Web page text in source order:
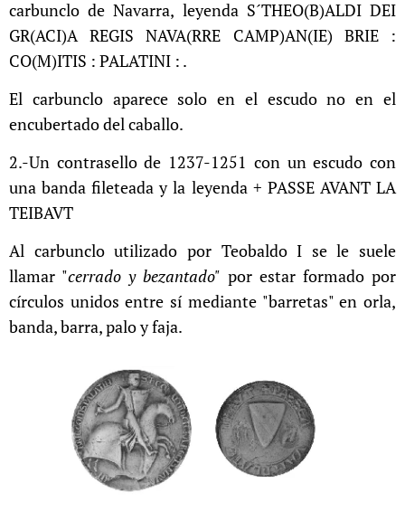
carbunclo de Navarra, leyenda S´THEO(B)ALDI DEI
GR(ACI)A REGIS NAVA(RRE CAMP)AN(IE) BRIE :
CO(M)ITIS : PALATINI : .
El carbunclo aparece solo en el escudo no en el
encubertado del caballo.
2.-Un contrasello de 1237-1251 con un escudo con
una banda fileteada y la leyenda + PASSE AVANT LA
TEIBAVT
Al carbunclo utilizado por Teobaldo I se le suele
llamar "cerrado y bezantado" por estar formado por
círculos unidos entre sí mediante "barretas" en orla,
banda, barra, palo y faja.